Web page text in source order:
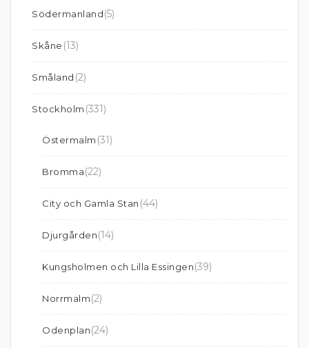
Södermanland(5)
Skåne (13)
Småland (2)
Stockholm (331)
Östermalm (31)
Bromma(22)
City och Gamla Stan (44)
Djurgården(14)
Kungsholmen och Lilla Essingen(39)
Norrmalm(2)
Odenplan(24)